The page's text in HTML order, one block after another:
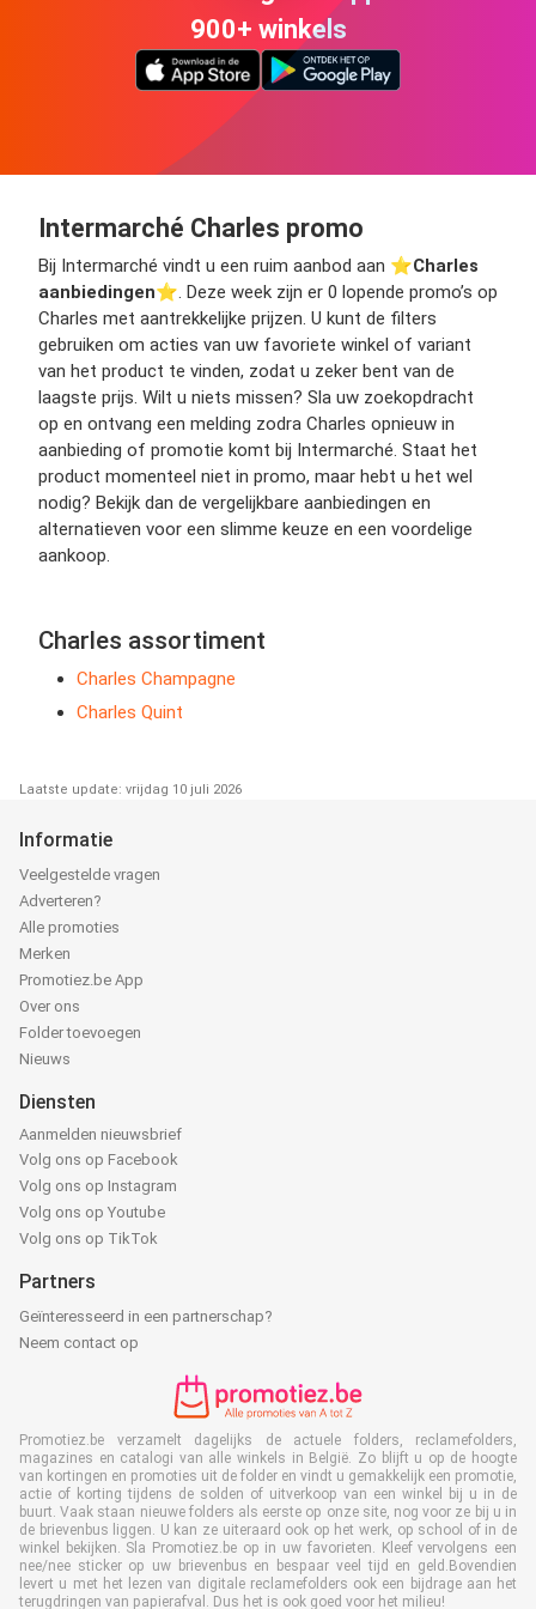
900+ winkels
Intermarché Charles promo
Bij Intermarché vindt u een ruim aanbod aan ⭐️Charles
aanbiedingen⭐️. Deze week zijn er 0 lopende promo’s op
Charles met aantrekkelijke prijzen. U kunt de filters
gebruiken om acties van uw favoriete winkel of variant
van het product te vinden, zodat u zeker bent van de
laagste prijs. Wilt u niets missen? Sla uw zoekopdracht
op en ontvang een melding zodra Charles opnieuw in
aanbieding of promotie komt bij Intermarché. Staat het
product momenteel niet in promo, maar hebt u het wel
nodig? Bekijk dan de vergelijkbare aanbiedingen en
alternatieven voor een slimme keuze en een voordelige
aankoop.
Charles assortiment
Charles Champagne
Charles Quint
Laatste update: vrijdag 10 juli 2026
Informatie
Veelgestelde vragen
Adverteren?
Alle promoties
Merken
Promotiez.be App
Over ons
Folder toevoegen
Nieuws
Diensten
Aanmelden nieuwsbrief
Volg ons op Facebook
Volg ons op Instagram
Volg ons op Youtube
Volg ons op TikTok
Partners
Geïnteresseerd in een partnerschap?
Neem contact op
Promotiez.be verzamelt dagelijks de actuele folders, reclamefolders,
magazines en catalogi van alle winkels in België. Zo blijft u op de hoogte
van kortingen en promoties uit de folder en vindt u gemakkelijk een promotie,
actie of korting tijdens de solden of uitverkoop van een winkel bij u in de
buurt. Vaak staan nieuwe folders als eerste op onze site, nog voor ze bij u in
de brievenbus liggen. U kan ze uiteraard ook op het werk, op school of in de
winkel bekijken. Sla Promotiez.be op in uw favorieten. Kleef vervolgens een
nee/nee sticker op uw brievenbus en bespaar veel tijd en geld.Bovendien
levert u met het lezen van digitale reclamefolders ook een bijdrage aan het
terugdringen van papierafval. Dus het is ook goed voor het milieu!